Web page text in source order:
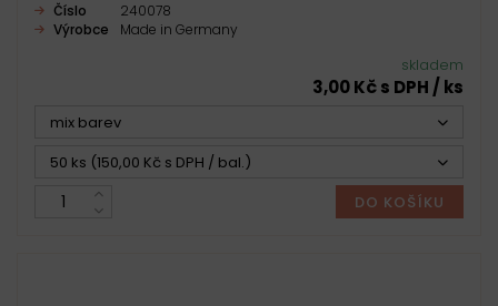
Číslo
240078
Výrobce
Made in Germany
skladem
3,00 Kč s DPH / ks
mix barev
50 ks (150,00 Kč s DPH / bal.)
DO KOŠÍKU